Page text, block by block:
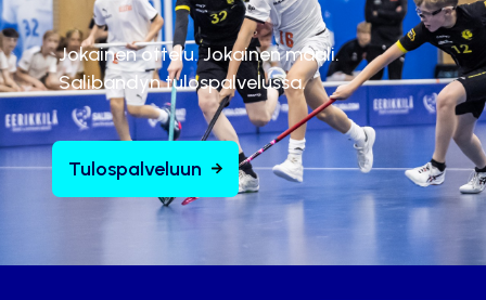
Jokainen ottelu. Jokainen maali.
Salibandyn tulospalvelussa.
Tulospalveluun